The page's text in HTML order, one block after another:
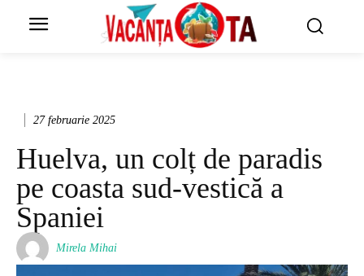
Mirela Mihai
27 februarie 2025
Huelva, un colț de paradis
pe coasta sud-vestică a
Spaniei